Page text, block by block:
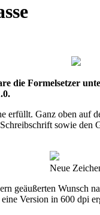
die Formelsetzer
Ganz oben auf
sowie
Neue
geäußerten Wunsch
Version in 600 dpi